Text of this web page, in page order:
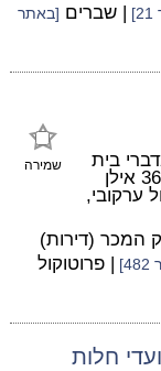
| שברים [באתר
שמירה
בית
משפט השלום בתל אביב, ת"א 36359-06-16 אילן
ערקובי,
המכר (דירות)
| פרוטוקול
חלות